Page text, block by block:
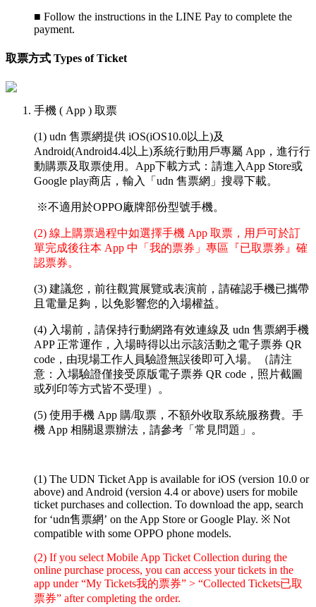
■ Follow the instructions in the LINE Pay to complete the
payment.
取票方式 Types of Ticket
手機 ( App ) 取票
(1) udn 售票網提供 iOS(iOS10.0以上)及
Android(Android4.4以上)系統行動用戶專屬 App，進行行
動購票及取票使用。App下載方式：請進入App Store或
Google play商店，輸入「udn 售票網」搜尋下載。
※不適用於OPPO廠牌部份型號手機。
(2) 線上購票過程中如選擇手機 App 取票，用戶可於訂
單完成後往本 App 中「我的票券」專區『已取票券』確
認票券。
(3) 建議您，前往觀賞展覽或表演前，請確認手機已攜帶
且電量足夠，以免影響您的入場權益。
(4) 入場前，請保持行動網路有效連線及 udn 售票網手機
APP 正常運作，入場時得以出示該活動之電子票券 QR
code，由現場工作人員驗證無誤後即可入場。（請注
意：入場驗證僅接受原版電子票券 QR code，照片截圖
或列印等方式皆不受理）。
(5) 使用手機 App 購/取票，不額外收取系統服務費。手
機 App 相關退票辦法，請參考「常見問題」。
(1) The UDN Ticket App is available for iOS (version 10.0 or
above) and Android (version 4.4 or above) users for mobile
ticket purchases and collection. To download the app, search
for ‘udn售票網’ on the App Store or Google Play. ※ Not
compatible with some OPPO phone models.
(2) If you select Mobile App Ticket Collection during the
online purchase process, you can access your tickets in the
app under “My Tickets我的票券” > “Collected Tickets已取
票券” after completing the order.